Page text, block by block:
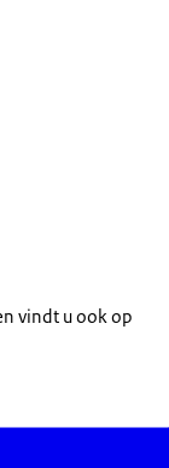
vindt u ook op